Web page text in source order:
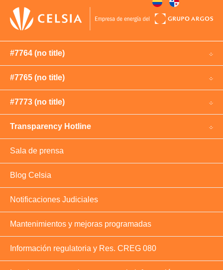
#7764 (no title)
#7765 (no title)
Sala de prensa
Blog Celsia
#7773 (no title)
Notificaciones Judiciales
Transparency Hotline
Mantenimientos y mejoras programadas
Información regulatoria y Res. CREG 080